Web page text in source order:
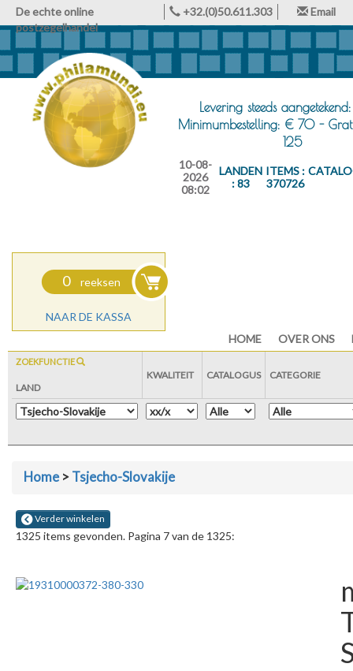
De echte online
postzegelhandel
+32.(0)50.611.303 Email
Levering steeds
Minimumbestelling: € 70 -
125
10-08-
2026
08:02
LANDEN
: 83
ITEMS :
370726
0 reeksen
NAAR DE KASSA
HOME
OVER ONS
ZOEKFUNCTIE
LAND
KWALITEIT CATALOGUS CATEGORIE
Home>Tsjecho-Slovakije
Verder winkelen
1325 items gevonden. Pagina 7 van de 1325: